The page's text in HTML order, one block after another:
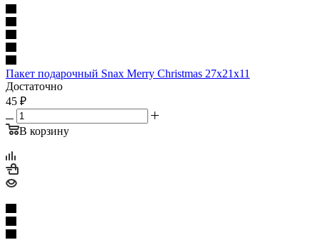
Пакет подарочный Snax Merry Christmas 27x21x11
Достаточно
45 ₽
В корзину